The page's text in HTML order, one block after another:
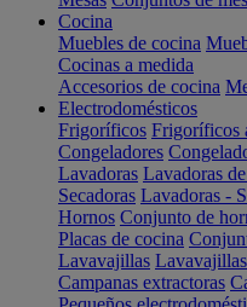
Cocina
Muebles de cocina
Cocinas a medida
Accesorios de cocina
Electrodomésticos
Frigoríficos Frigoríficos
Congeladores
Lavadoras Lavadoras
Secadoras Lavadoras -
Hornos Conjunto de
Placas de cocina
Lavavajillas
Campanas extractoras